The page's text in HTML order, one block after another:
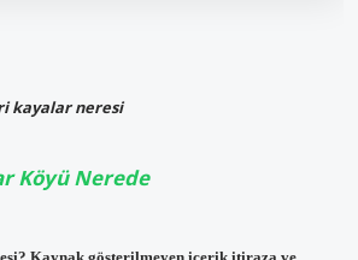
kayalar neresi
Köyü Nerede